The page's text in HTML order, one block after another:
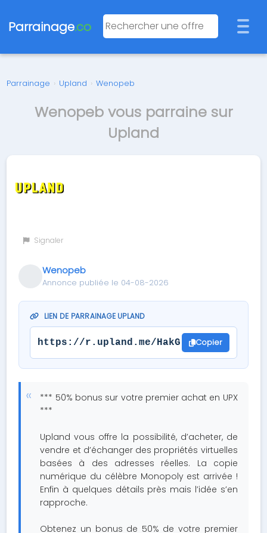
Parrainage.co
Parrainage › Upland › Wenopeb
Wenopeb vous parraine sur
Upland
Signaler
Wenopeb
Annonce publiée le 04-08-2026
LIEN DE PARRAINAGE UPLAND
https://r.upland.me/HakG Copier
*** 50% bonus sur votre premier achat en UPX
***
Upland vous offre la possibilité, d’acheter, de
vendre et d’échanger des propriétés virtuelles
basées à des adresses réelles. La copie
numérique du célèbre Monopoly est arrivée !
Enfin à quelques détails près mais l’idée s’en
rapproche.
Obtenez un bonus de 50% de votre premier